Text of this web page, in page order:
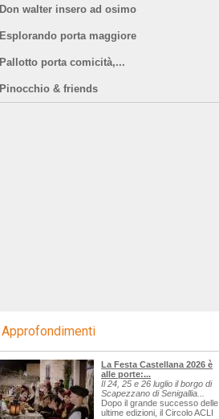
Don walter insero ad osimo
Esplorando porta maggiore
Pallotto porta comicità,...
Pinocchio & friends
Approfondimenti
La Festa Castellana 2026 è
alle porte:...
Il 24, 25 e 26 luglio il borgo di
Scapezzano di Senigallia...
Dopo il grande successo delle
ultime edizioni, il Circolo ACLI